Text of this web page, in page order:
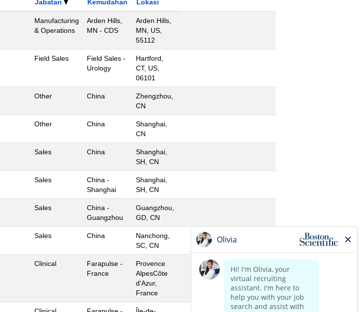
Jabatan Kemudahan Lokasi
Manufacturing
& Operations
Arden Hills,
MN - CDS
Arden Hills,
MN, US,
55112
Field Sales
Field Sales -
Urology
Hartford,
CT, US,
06101
Other China
Zhengzhou,
CN
Other China
Shanghai,
CN
Sales China
Shanghai,
SH, CN
Sales
China -
Shanghai
Shanghai,
SH, CN
Sales
China -
Guangzhou
Guangzhou,
GD, CN
Sales China
Nanchong,
SC, CN
Clinical
Farapulse -
France
Provence
AlpesCôte
d'Azur,
France